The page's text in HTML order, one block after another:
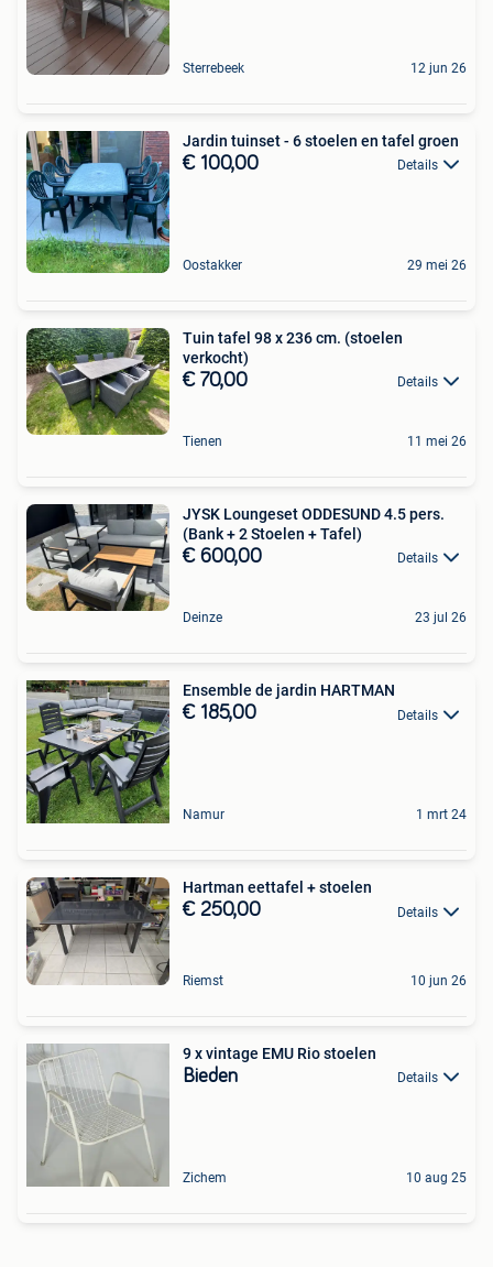
Sterrebeek 12 jun 26
Jardin tuinset - 6 stoelen en tafel groen
€ 100,00 Details
Oostakker 29 mei 26
Tuin tafel 98 x 236 cm. (stoelen
verkocht)
€ 70,00 Details
Tienen 11 mei 26
JYSK Loungeset ODDESUND 4.5 pers.
(Bank + 2 Stoelen + Tafel)
€ 600,00 Details
Deinze 23 jul 26
Ensemble de jardin HARTMAN
€ 185,00 Details
Namur 1 mrt 24
Hartman eettafel + stoelen
€ 250,00 Details
Riemst 10 jun 26
9 x vintage EMU Rio stoelen
Bieden Details
Zichem 10 aug 25